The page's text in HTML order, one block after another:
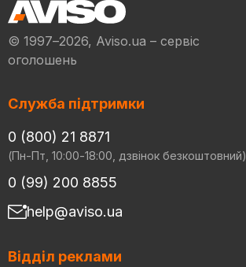
© 1997–2026, Aviso.ua – сервіс
оголошень
Служба підтримки
0 (800) 21 8871
(Пн-Пт, 10:00-18:00, дзвінок безкоштовний)
0 (99) 200 8855
help@aviso.ua
Відділ реклами